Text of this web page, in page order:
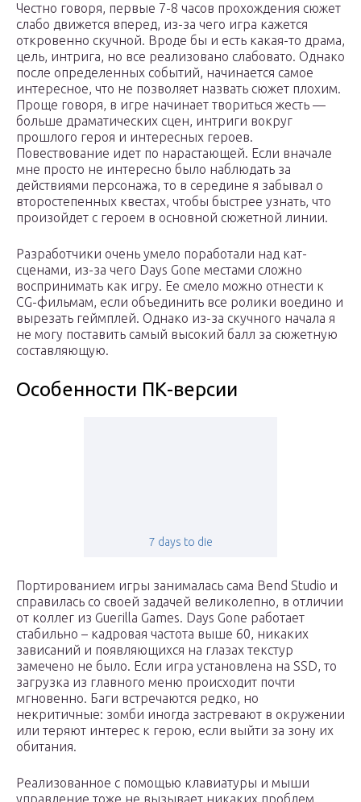
Честно говоря, первые 7-8 часов прохождения сюжет
слабо движется вперед, из-за чего игра кажется
откровенно скучной. Вроде бы и есть какая-то драма,
цель, интрига, но все реализовано слабовато. Однако
после определенных событий, начинается самое
интересное, что не позволяет назвать сюжет плохим.
Проще говоря, в игре начинает твориться жесть —
больше драматических сцен, интриги вокруг
прошлого героя и интересных героев.
Повествование идет по нарастающей. Если вначале
мне просто не интересно было наблюдать за
действиями персонажа, то в середине я забывал о
второстепенных квестах, чтобы быстрее узнать, что
произойдет с героем в основной сюжетной линии.
Разработчики очень умело поработали над кат-
сценами, из-за чего Days Gone местами сложно
воспринимать как игру. Ее смело можно отнести к
CG-фильмам, если объединить все ролики воедино и
вырезать геймплей. Однако из-за скучного начала я
не могу поставить самый высокий балл за сюжетную
составляющую.
Особенности ПК-версии
7 days to die
Портированием игры занималась сама Bend Studio и
справилась со своей задачей великолепно, в отличии
от коллег из Guerilla Games. Days Gone работает
стабильно – кадровая частота выше 60, никаких
зависаний и появляющихся на глазах текстур
замечено не было. Если игра установлена на SSD, то
загрузка из главного меню происходит почти
мгновенно. Баги встречаются редко, но
некритичные: зомби иногда застревают в окружении
или теряют интерес к герою, если выйти за зону их
обитания.
Реализованное с помощью клавиатуры и мыши
управление тоже не вызывает никаких проблем.